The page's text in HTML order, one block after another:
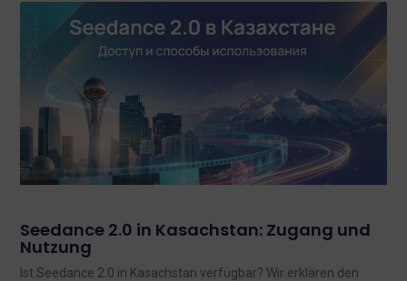
Seedance 2.0 in Kasachstan: Zugang und
Nutzung
Ist Seedance 2.0 in Kasachstan verfügbar? Wir erklären den